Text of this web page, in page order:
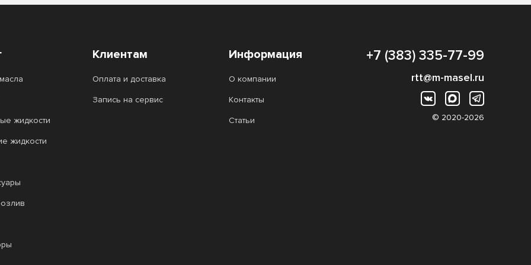
жидкости
жидкости
Клиентам
Оплата и доставка
Запись на сервис
Информация
О компании
Контакты
Статьи
+7 (383) 335-77-99
rtt@m-masel.ru
© 2020-2026